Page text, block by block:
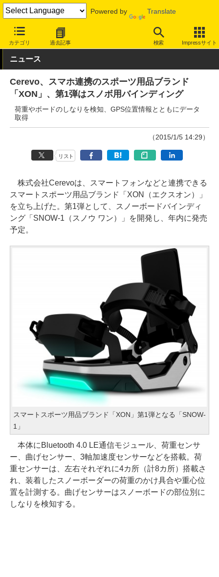
Powered by Translate
カテゴリ 過去記事 検索 Impressサイト
INTERNET Watch ハードウェア
ニュース
Cerevo、スマホ連携のスポーツ用品ブランド
「XON」、第1弾はスノボ用バインディング
荷重やボードのしなりを検知、GPS位置情報とともにデータ
取得
（2015/1/5 14:29）
リスト
株式会社Cerevoは、スマートフォンなどと連携できる
スマートスポーツ用品ブランド「XON（エクスオン）」
を立ち上げた。第1弾として、スノーボードバインディ
ング「SNOW-1（スノウ ワン）」を開発し、年内に発売
予定。
スマートスポーツ用品ブランド「XON」第1弾となる「SNOW-
1」
本体にBluetooth 4.0 LE通信モジュール、荷重センサ
ー、曲げセンサー、3軸加速度センサーなどを搭載。荷
重センサーは、左右それぞれに4カ所（計8カ所）搭載さ
れ、装着したスノーボーダーの荷重のかけ具合や重心位
置を計測する。曲げセンサーはスノーボードの部位別に
しなりを検知する。